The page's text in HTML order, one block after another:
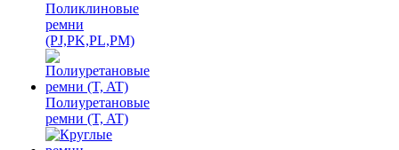
Поликлиновые
ремни
(PJ,PK,PL,PM)
Полиуретановые
ремни (T, AT)